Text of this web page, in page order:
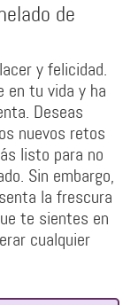
de
y felicidad.
en tu vida y ha
Deseas
nuevos retos
listo para no
Sin embargo,
la frescura
te sientes en
cualquier